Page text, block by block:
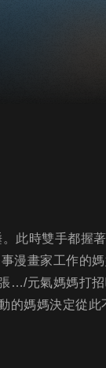
此時雙手都握
漫畫家工作的
…/元氣媽媽打
的媽媽決定從